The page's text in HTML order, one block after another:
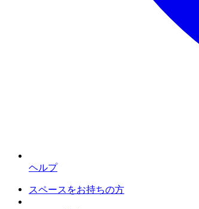
ヘルプ
スペースをお持ちの方